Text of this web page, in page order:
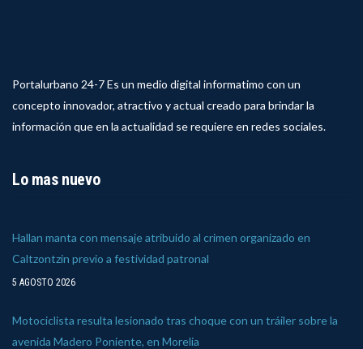
Portalurbano 24-7 Es un medio digital informatimo con un
concepto innovador, atractivo y actual creado para brindar la
información que en la actualidad se requiere en redes sociales.
Lo mas nuevo
Hallan manta con mensaje atribuido al crimen organizado en
Caltzontzin previo a festividad patronal
5 AGOSTO 2026
Motociclista resulta lesionado tras choque con un tráiler sobre la
avenida Madero Poniente, en Morelia